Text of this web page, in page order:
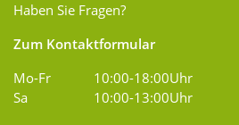
Haben Sie Fragen?
Zum Kontaktformular
Mo-Fr
10:00-18:00Uhr
Sa
10:00-13:00Uhr